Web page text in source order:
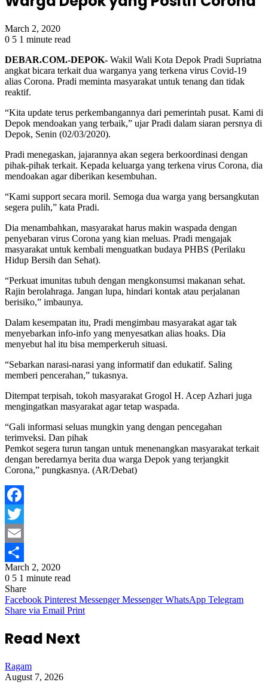
March 2, 2020
0 5 1 minute read
DEBAR.COM.-DEPOK- Wakil Wali Kota Depok Pradi Supriatna
angkat bicara terkait dua warganya yang terkena virus Covid-19
alias Corona. Pradi meminta masyarakat untuk tenang dan tidak
reaktif.
“Kita update terus perkembangannya dari pemerintah pusat. Kami di
Depok mendoakan yang terbaik,” ujar Pradi dalam siaran persnya di
Depok, Senin (02/03/2020).
Pradi menegaskan, jajarannya akan segera berkoordinasi dengan
pihak-pihak terkait. Kepada keluarga yang terkena virus Corona, dia
mendoakan agar diberikan kesembuhan.
“Kami support secara moril. Semoga dua warga yang bersangkutan
segera pulih,” kata Pradi.
Dia menambahkan, masyarakat harus makin waspada dengan
penyebaran virus Corona yang kian meluas. Pradi mengajak
masyarakat untuk kembali menguatkan budaya PHBS (Perilaku
Hidup Bersih dan Sehat).
“Perkuat imunitas tubuh dengan mengkonsumsi makanan sehat.
Rajin berolahraga. Jangan lupa, hindari kontak atau perjalanan
berisiko,” imbaunya.
Dalam kesempatan itu, Pradi mengimbau masyarakat agar tak
menyebarkan info-info yang menyesatkan alias hoaks. Dia
menyebut hal itu bisa memperkeruh situasi.
“Sebarkan narasi-narasi yang informatif dan edukatif. Saling
memberi pencerahan,” tukasnya.
Ditempat terpisah, tokoh masyarakat Grogol H. Acep Azhari juga
mengingatkan masyarakat agar tetap waspada.
“Gali informasi seluas mungkin yang dengan pencegahan
terimveksi. Dan pihak
Pemkot segera turun tangan untuk menenangkan masyarakat terkait
dengan beredarnya berita dua warga Depok yang terjangkit
Corona,” pungkasnya. (AR/Debat)
Facebook
Twitter
Email
Share
March 2, 2020
0 5 1 minute read
Share
Facebook Pinterest Messenger Messenger WhatsApp Telegram
Share via Email Print
Read Next
Ragam
August 7, 2026